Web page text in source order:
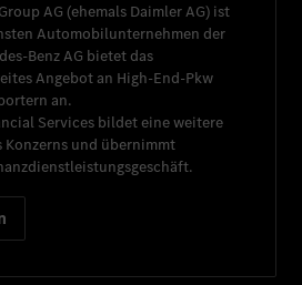
AG (ehemals Daimler AG) ist
Automobilunternehmen der
Benz AG bietet das
Angebot an High-End-Pkw
an.
Services bildet eine weitere
und übernimmt